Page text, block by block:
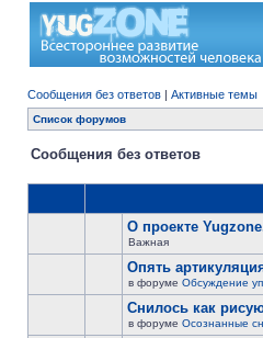
Сообщения без ответов | Активные темы
Список форумов
Сообщения без ответов
О проекте
Важная
Опять
в форуме Обсуждение
Снилось как
в форуме Осознанные